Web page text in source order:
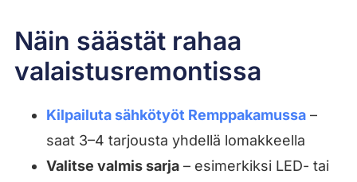
Näin säästät rahaa
valaistusremontissa
Kilpailuta sähkötyöt Remppakamussa–
saat 3–4 tarjousta yhdellä lomakkeella
Valitse valmis sarja– esimerkiksi LED- tai